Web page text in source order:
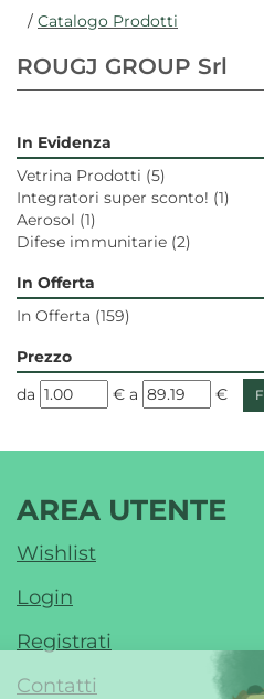
/ Catalogo Prodotti
ROUGJ GROUP Srl
In Evidenza
Vetrina Prodotti (5)
Integratori super sconto! (1)
Aerosol (1)
Difese immunitarie (2)
In Offerta
In Offerta (159)
Prezzo
filtra
da € filtra
a €
AREA UTENTE
Wishlist
Login
Registrati
Contatti